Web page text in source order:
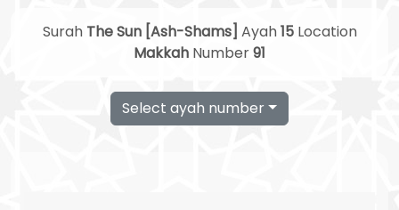
Surah The Sun [Ash-Shams] Ayah15Location
Makkah Number91
Select ayah number